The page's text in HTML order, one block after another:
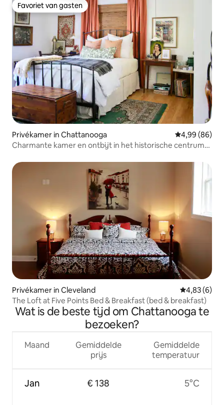
Favoriet van gasten
Favoriet van gasten
Privékamer in Chattanooga Gemiddelde
4,99 (86)
Charmante kamer en ontbijt in het historische centrum
Privékamer in Cleveland Gemiddelde
4,83 (6)
The Loft at Five Points Bed & Breakfast (bed & breakfast)
Wat is de beste tijd om Chattanooga te
bezoeken?
Maand
Jan
Gemiddelde
prijs
€ 138
Gemiddelde
temperatuur
5°C